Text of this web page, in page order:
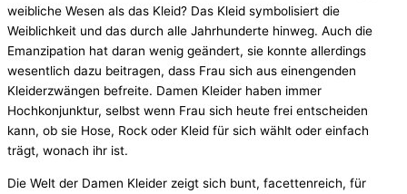
weibliche Wesen als das Kleid? Das Kleid symbolisiert die
Weiblichkeit und das durch alle Jahrhunderte hinweg. Auch die
Emanzipation hat daran wenig geändert, sie konnte allerdings
wesentlich dazu beitragen, dass Frau sich aus einengenden
Kleiderzwängen befreite. Damen Kleider haben immer
Hochkonjunktur, selbst wenn Frau sich heute frei entscheiden
kann, ob sie Hose, Rock oder Kleid für sich wählt oder einfach
trägt, wonach ihr ist.
Die Welt der Damen Kleider zeigt sich bunt, facettenreich, für